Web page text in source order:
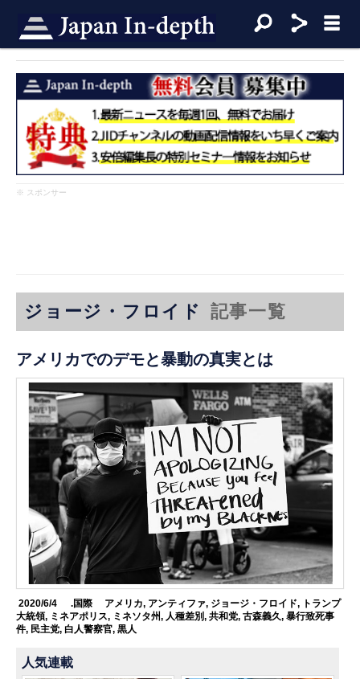
※ スポンサー
ジョージ・フロイド 記事一覧
アメリカでのデモと暴動の真実とは
2020/6/4 .国際 アメリカ, アンティファ, ジョージ・フロイド, トランプ
大統領, ミネアポリス, ミネソタ州, 人種差別,共和党,古森義久,暴行致死事
件, 民主党,白人警察官,黒人
人気連載